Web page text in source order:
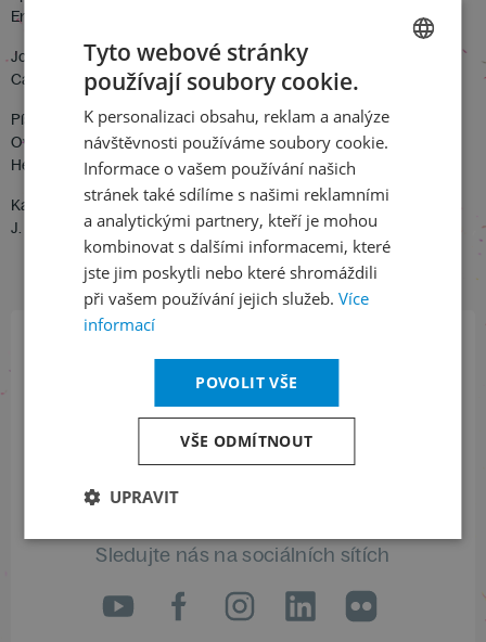
Enrique Granados: Elegia eterna /text Mestres/
Joaquín Turina: Tu pupila es azul z cyklu Tres poemas, op. 81 No. 2
Cantares z cyklu Poema en forma de canciones op. 19 č. 3
Písně: His name so sweet /úprava Hall Johnson/
Over my head – traditional
He´s got the whole world in His hand /úprava Margaret Bonds/
Kathleen Battle – soprán
J. J. Penna -klavír
Přihlaste se k našemu newsletteru
a buďte jako první v obraze
ODEBÍRAT NEWSLETTER
Sledujte nás na sociálních sítích
LinkedIn
flickr
ENGLISH
Tyto webové stránky
používají soubory cookie.
K personalizaci obsahu, reklam a analýze
návštěvnosti používáme soubory cookie.
Informace o vašem používání našich
stránek také sdílíme s našimi reklamními
a analytickými partnery, kteří je mohou
kombinovat s dalšími informacemi, které
jste jim poskytli nebo které shromáždili
při vašem používání jejich služeb. Více
informací
POVOLIT VŠE
VŠE ODMÍTNOUT
UPRAVIT